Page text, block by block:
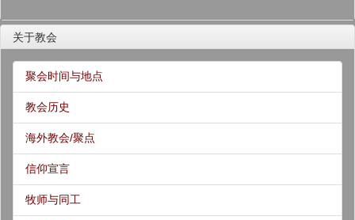
关于教会
聚会时间与地点
教会历史
海外教会/聚点
信仰宣言
牧师与同工